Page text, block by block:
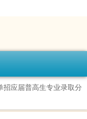
应届普高生专业录取分